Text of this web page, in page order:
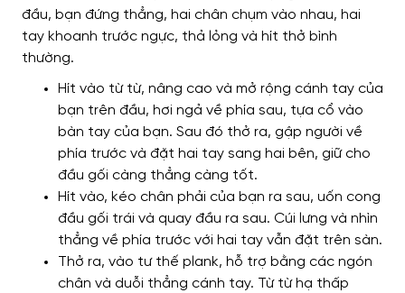
đầu, bạn đứng thẳng, hai chân chụm vào nhau, hai
tay khoanh trước ngực, thả lỏng và hít thở bình
thường.
Hít vào từ từ, nâng cao và mở rộng cánh tay của
bạn trên đầu, hơi ngả về phía sau, tựa cổ vào
bàn tay của bạn. Sau đó thở ra, gập người về
phía trước và đặt hai tay sang hai bên, giữ cho
đầu gối càng thẳng càng tốt.
Hít vào, kéo chân phải của bạn ra sau, uốn cong
đầu gối trái và quay đầu ra sau. Cúi lưng và nhìn
thẳng về phía trước với hai tay vẫn đặt trên sàn.
Thở ra, vào tư thế plank, hỗ trợ bằng các ngón
chân và duỗi thẳng cánh tay. Từ từ hạ thấp